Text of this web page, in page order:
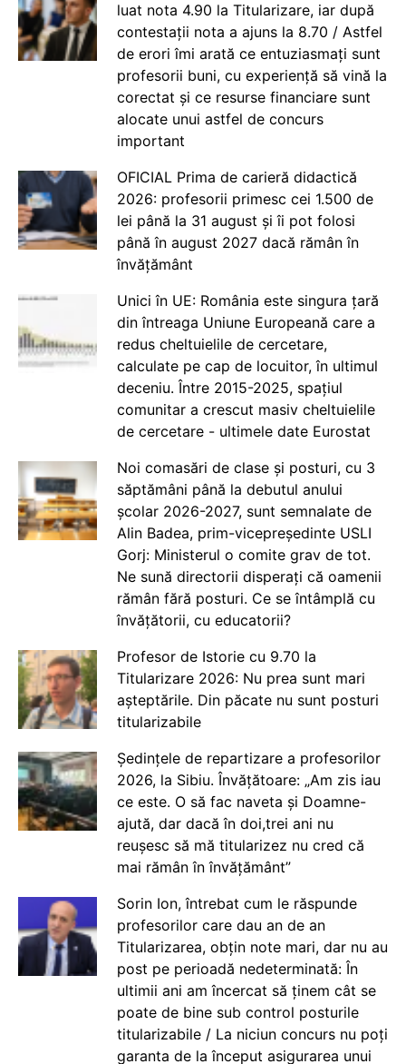
luat nota 4.90 la Titularizare, iar după
contestații nota a ajuns la 8.70 / Astfel
de erori îmi arată ce entuziasmați sunt
profesorii buni, cu experiență să vină la
corectat și ce resurse financiare sunt
alocate unui astfel de concurs
important
OFICIAL Prima de carieră didactică
2026: profesorii primesc cei 1.500 de
lei până la 31 august și îi pot folosi
până în august 2027 dacă rămân în
învățământ
Unici în UE: România este singura țară
din întreaga Uniune Europeană care a
redus cheltuielile de cercetare,
calculate pe cap de locuitor, în ultimul
deceniu. Între 2015-2025, spațiul
comunitar a crescut masiv cheltuielile
de cercetare - ultimele date Eurostat
Noi comasări de clase și posturi, cu 3
săptămâni până la debutul anului
școlar 2026-2027, sunt semnalate de
Alin Badea, prim-vicepreședinte USLI
Gorj: Ministerul o comite grav de tot.
Ne sună directorii disperați că oamenii
rămân fără posturi. Ce se întâmplă cu
învățătorii, cu educatorii?
Profesor de Istorie cu 9.70 la
Titularizare 2026: Nu prea sunt mari
așteptările. Din păcate nu sunt posturi
titularizabile
Ședințele de repartizare a profesorilor
2026, la Sibiu. Învățătoare: „Am zis iau
ce este. O să fac naveta și Doamne-
ajută, dar dacă în doi,trei ani nu
reușesc să mă titularizez nu cred că
mai rămân în învățământ”
Sorin Ion, întrebat cum le răspunde
profesorilor care dau an de an
Titularizarea, obțin note mari, dar nu au
post pe perioadă nedeterminată: În
ultimii ani am încercat să ținem cât se
poate de bine sub control posturile
titularizabile / La niciun concurs nu poți
garanta de la început asigurarea unui